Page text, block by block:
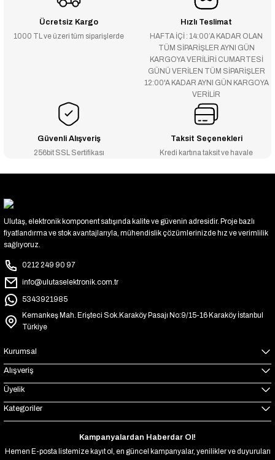
Ücretsiz Kargo
1000 TL ve üzeri tüm siparişlerde
Hızlı Teslimat
HAFTA İÇİ : 14:00’A KADAR OLAN
TÜM SİPARİŞLER AYNI GÜN
KARGOYA VERİLİRİ CUMARTESİ
GÜNÜ VERİLEN TÜM SİPARİŞLER
12:00'A KADAR AYNI GÜN KARGOYA
VERİLİR
Güvenli Alışveriş
256bit SSL Sertifikası
Taksit Seçenekleri
Kredi kartına taksit ve havale
Ulutaş, elektronik komponent satışında kalite ve güvenin adresidir. Proje bazlı
fiyatlandırma ve stok avantajlarıyla, mühendislik çözümlerinizde hız ve verimlilik
sağlıyoruz.
0212 249 90 97
info@ulutaselektronik.com.tr
5343921985
Kemankeş Mah. Erişteci Sok.Karaköy Pasajı No:9/15-16 Karaköy İstanbul
Türkiye
Kurumsal
Alışveriş
Üyelik
Kategoriler
Kampanyalardan Haberdar Ol!
Hemen E-posta listemize kayıt ol, en güncel kampanyalar, yenilikler ve duyuruları